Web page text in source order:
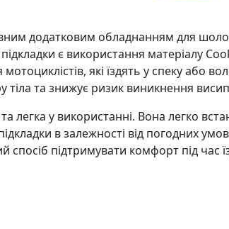
додатковим обладнанням для
є використання матеріалу
які їздять у спеку або
тіла та знижує ризик виникнення
легка у використанні. Вона легко
в залежності від погодних
підтримувати комфорт під час